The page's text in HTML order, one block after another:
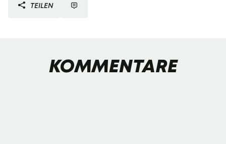
TEILEN
KOMMENTARE